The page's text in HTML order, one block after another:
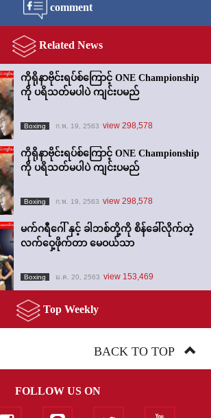
comment
Related News
ကိုရိုနာဗိုင်းရပ်စ်ကြောင့် ONE Championship
ကို ပရိသတ်မပါပဲ ကျင်းပမည်
Boxing ก.พ. 19, 2563 view 298,578
ကိုရိုနာဗိုင်းရပ်စ်ကြောင့် ONE Championship
ကို ပရိသတ်မပါပဲ ကျင်းပမည်
Boxing ก.พ. 19, 2563 view 298,578
မက်ဂရီဂေါ် နှင့် ခါဘစ်တို့ကို စိန်ခေါ်လိုက်တဲ့
လက်ဝှေ့ဖိုက်တာ မေဝယ်သာ
Boxing ม.ค. 20, 2563 view 153,469
Top Weekly
BACK TO TOP
FOLLOW US ON